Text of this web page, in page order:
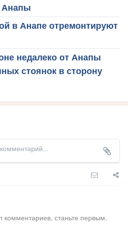
Анапы
в Анапе отремонтируют
недалеко от Анапы
стоянок в сторону
комментариев, станьте первым.